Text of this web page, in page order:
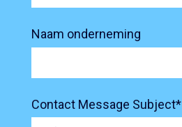
Naam onderneming
Contact Message Subject*